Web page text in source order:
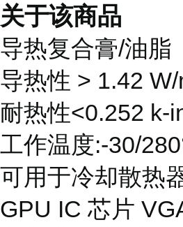
关于该商品
导热复合膏/油脂
导热性 > 1.42
耐热性<0.252 k-
工作温度:-30/
可用于冷却散热
GPU IC 芯片